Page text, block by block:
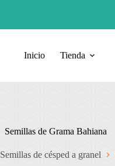
Inicio Tienda
Semillas de Grama Bahiana
Semillas de césped a granel